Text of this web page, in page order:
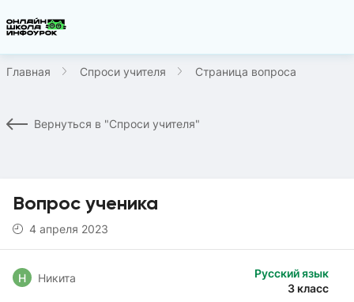
Главная Спроси учителя Страница вопроса
Вернуться в "Спроси учителя"
Вопрос ученика
4 апреля 2023
Русский язык
3 класс
Н Никита